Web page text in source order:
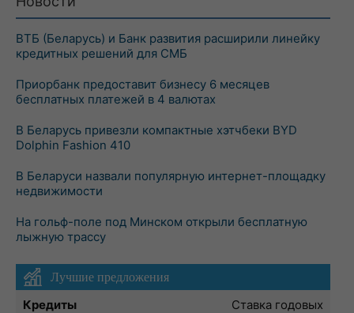
ВТБ (Беларусь) и Банк развития расширили линейку
кредитных решений для СМБ
Приорбанк предоставит бизнесу 6 месяцев
бесплатных платежей в 4 валютах
В Беларусь привезли компактные хэтчбеки BYD
Dolphin Fashion 410
В Беларуси назвали популярную интернет-площадку
недвижимости
На гольф-поле под Минском открыли бесплатную
лыжную трассу
Лучшие предложения
Кредиты
Ставка годовых